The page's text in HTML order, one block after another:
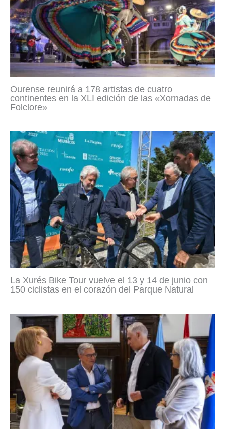
Ourense reunirá a 178 artistas de cuatro
continentes en la XLI edición de las «Xornadas de
Folclore»
La Xurés Bike Tour vuelve el 13 y 14 de junio con
150 ciclistas en el corazón del Parque Natural